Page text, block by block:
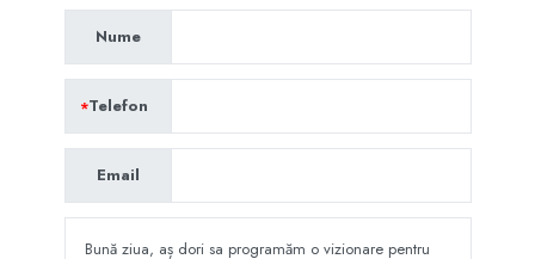
Nume
Telefon
Email